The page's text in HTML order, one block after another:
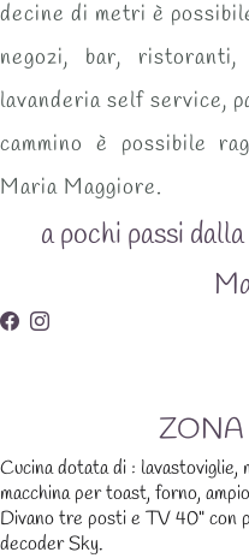
decine di metri è
negozi, bar,
lavanderia self service,
cammino è possibile
Maria Maggiore.
a pochi passi
ZONA
Cucina dotata di : lavastoviglie,
macchina per toast, forno,
Divano tre posti e TV 40" con
decoder Sky.